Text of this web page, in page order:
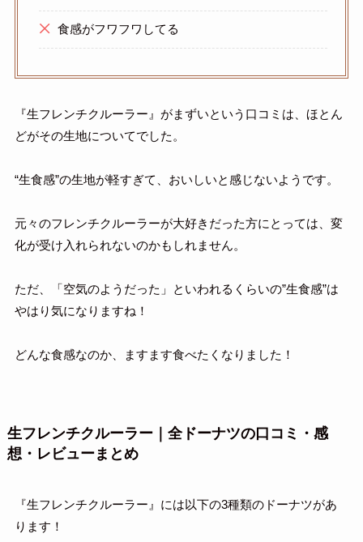
食感がフワフワしてる
『生フレンチクルーラー』がまずいという口コミは、ほとん
どがその生地についてでした。
“生食感”の生地が軽すぎて、おいしいと感じないようです。
元々のフレンチクルーラーが大好きだった方にとっては、変
化が受け入れられないのかもしれません。
ただ、「空気のようだった」といわれるくらいの”生食感”は
やはり気になりますね！
どんな食感なのか、ますます食べたくなりました！
生フレンチクルーラー｜全ドーナツの口コミ・感
想・レビューまとめ
『生フレンチクルーラー』には以下の3種類のドーナツがあ
ります！